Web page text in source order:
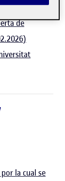
y
de
por la cual se